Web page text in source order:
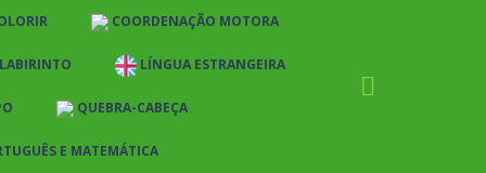
COORDENAÇÃO MOTORA
LABIRINTO LÍNGUA ESTRANGEIRA
QUEBRA-CABEÇA
E MATEMÁTICA